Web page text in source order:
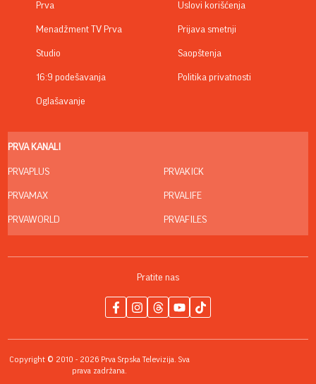
Prva
Menadžment TV Prva
Studio
16:9 podešavanja
Oglašavanje
Uslovi korišćenja
Prijava smetnji
Saopštenja
Politika privatnosti
PRVA KANALI
PRVAPLUS
PRVAMAX
PRVAWORLD
PRVAKICK
PRVALIFE
PRVAFILES
Pratite nas
Copyright © 2010 - 2026 Prva Srpska Televizija. Sva
prava zadržana.